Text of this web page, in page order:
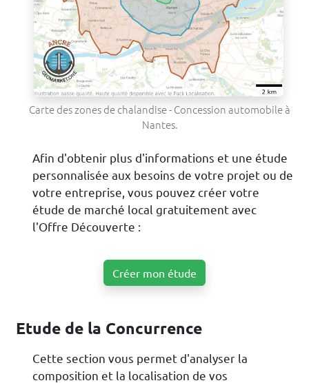
Carte des zones de chalandise - Concession automobile à
Nantes.
Afin d'obtenir plus d'informations et une étude
personnalisée aux besoins de votre projet ou de
votre entreprise, vous pouvez créer votre
étude de marché local gratuitement avec
l'Offre Découverte :
Créer mon étude
Etude de la Concurrence
Cette section vous permet d'analyser la
composition et la localisation de vos